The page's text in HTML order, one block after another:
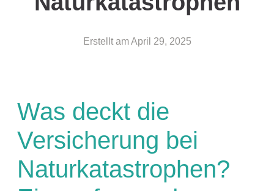
Erstellt am April 29, 2025
Was deckt die
Versicherung bei
Naturkatastrophen?